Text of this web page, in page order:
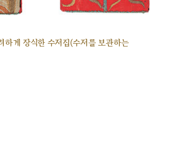
하게 장식한 수저집(수저를 보관하는